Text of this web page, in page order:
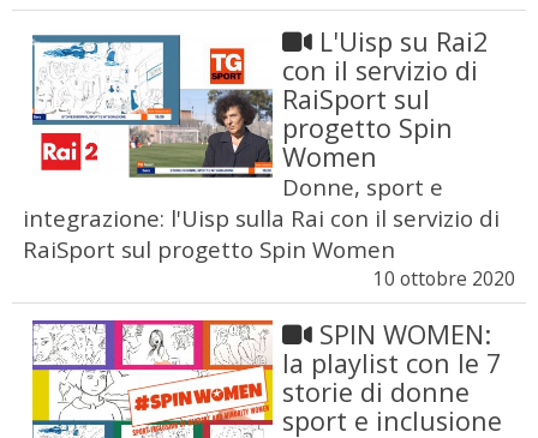
L'Uisp su Rai2
con il servizio di
RaiSport sul
progetto Spin
Women
Donne, sport e
integrazione: l'Uisp sulla Rai con il servizio di
RaiSport sul progetto Spin Women
10 ottobre 2020
SPIN WOMEN:
la playlist con le 7
storie di donne
sport e inclusione